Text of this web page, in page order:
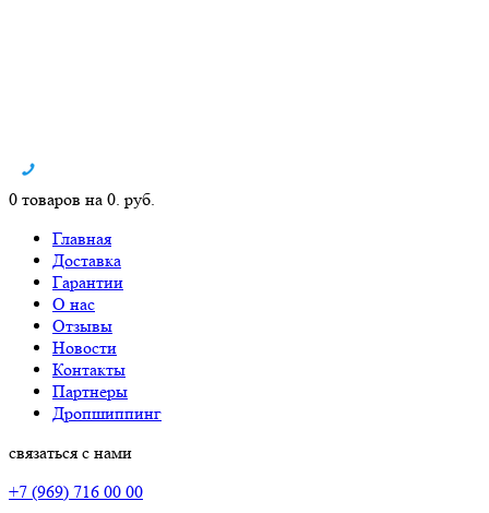
0 товаров на 0. руб.
Главная
Доставка
Гарантии
О нас
Отзывы
Новости
Контакты
Партнеры
Дропшиппинг
связаться с нами
+7 (969) 716 00 00